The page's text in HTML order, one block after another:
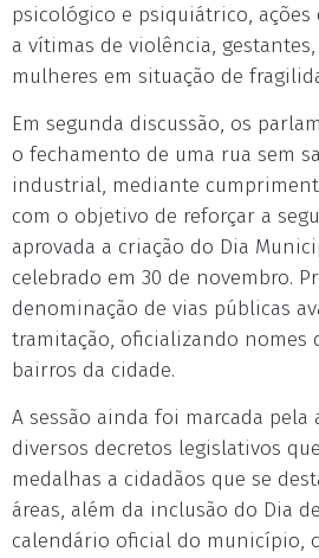
psicológico e psiquiátrico,
a vítimas de violência,
mulheres em situação de
Em segunda discussão, os
o fechamento de uma rua sem
industrial, mediante
com o objetivo de reforçar a
aprovada a criação do Dia
celebrado em 30 de novembro.
denominação de vias públicas
tramitação, oficializando nomes
bairros da cidade.
A sessão ainda foi marcada pela
diversos decretos legislativos
medalhas a cidadãos que se
áreas, além da inclusão do Dia
calendário oficial do município,